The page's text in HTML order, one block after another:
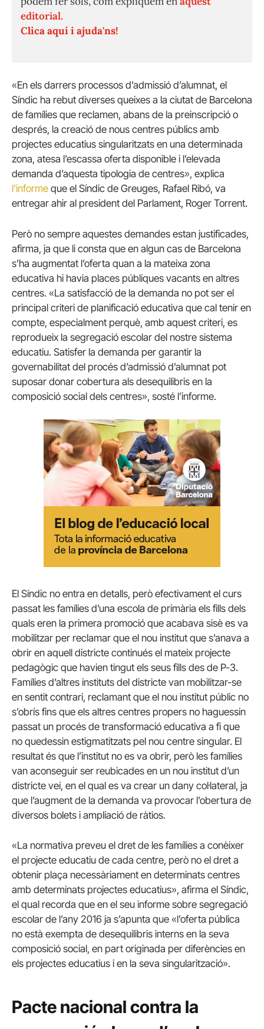
editorial.
Clica aquí i ajuda'ns!
«En els darrers processos d’admissió d’alumnat, el
Síndic ha rebut diverses queixes a la ciutat de Barcelona
de famílies que reclamen, abans de la preinscripció o
després, la creació de nous centres públics amb
projectes educatius singularitzats en una determinada
zona, atesa l’escassa oferta disponible i l’elevada
demanda d’aquesta tipologia de centres», explica
l’informe que el Síndic de Greuges, Rafael Ribó, va
entregar ahir al president del Parlament, Roger Torrent.
Però no sempre aquestes demandes estan justificades,
afirma, ja que li consta que en algun cas de Barcelona
s’ha augmentat l’oferta quan a la mateixa zona
educativa hi havia places públiques vacants en altres
centres. «La satisfacció de la demanda no pot ser el
principal criteri de planificació educativa que cal tenir en
compte, especialment perquè, amb aquest criteri, es
reprodueix la segregació escolar del nostre sistema
educatiu. Satisfer la demanda per garantir la
governabilitat del procés d’admissió d’alumnat pot
suposar donar cobertura als desequilibris en la
composició social dels centres», sosté l’informe.
El Síndic no entra en detalls, però efectivament el curs
passat les famílies d’una escola de primària els fills dels
quals eren la primera promoció que acabava sisè es va
mobilitzar per reclamar que el nou institut que s’anava a
obrir en aquell districte continués el mateix projecte
pedagògic que havien tingut els seus fills des de P-3.
Famílies d’altres instituts del districte van mobilitzar-se
en sentit contrari, reclamant que el nou institut públic no
s’obrís fins que els altres centres propers no haguessin
passat un procés de transformació educativa a fi que
no quedessin estigmatitzats pel nou centre singular. El
resultat és que l’institut no es va obrir, però les famílies
van aconseguir ser reubicades en un nou institut d’un
districte veí, en el qual es va crear un dany col·lateral, ja
que l’augment de la demanda va provocar l’obertura de
diversos bolets i ampliació de ràtios.
«La normativa preveu el dret de les famílies a conèixer
el projecte educatiu de cada centre, però no el dret a
obtenir plaça necessàriament en determinats centres
amb determinats projectes educatius», afirma el Síndic,
el qual recorda que en el seu informe sobre segregació
escolar de l’any 2016 ja s’apunta que «l’oferta pública
no està exempta de desequilibris interns en la seva
composició social, en part originada per diferències en
els projectes educatius i en la seva singularització».
Pacte nacional contra la